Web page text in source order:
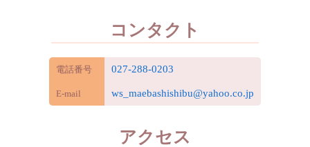
コンタクト
電話番号 027-288-0203
E-mail ws_maebashishibu@yahoo.co.jp
アクセス